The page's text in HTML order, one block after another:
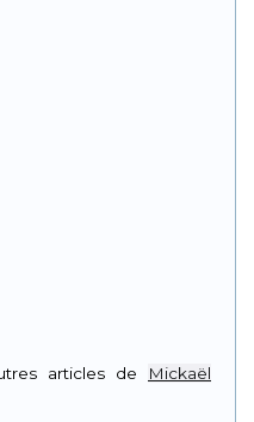
articles de
Mickaël